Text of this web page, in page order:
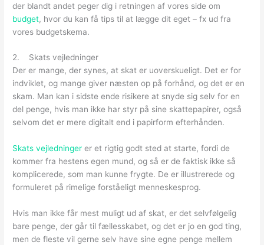
der blandt andet peger dig i retningen af vores side om
budget, hvor du kan få tips til at lægge dit eget – fx ud fra
vores budgetskema.
2. Skats vejledninger
Der er mange, der synes, at skat er uoverskueligt. Det er for
indviklet, og mange giver næsten op på forhånd, og det er en
skam. Man kan i sidste ende risikere at snyde sig selv for en
del penge, hvis man ikke har styr på sine skattepapirer, også
selvom det er mere digitalt end i papirform efterhånden.
Skats vejledninger er et rigtig godt sted at starte, fordi de
kommer fra hestens egen mund, og så er de faktisk ikke så
komplicerede, som man kunne frygte. De er illustrerede og
formuleret på rimelige forståeligt menneskesprog.
Hvis man ikke får mest muligt ud af skat, er det selvfølgelig
bare penge, der går til fællesskabet, og det er jo en god ting,
men de fleste vil gerne selv have sine egne penge mellem